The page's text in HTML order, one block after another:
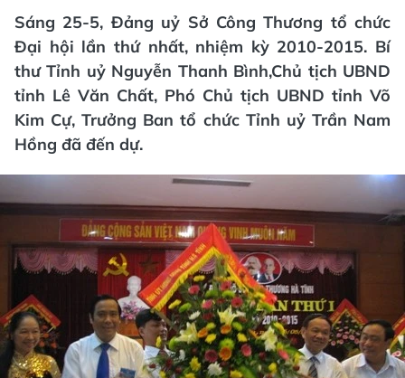
Sáng 25-5, Đảng uỷ Sở Công Thương tổ chức
Đại hội lần thứ nhất, nhiệm kỳ 2010-2015. Bí
thư Tỉnh uỷ Nguyễn Thanh Bình,Chủ tịch UBND
tỉnh Lê Văn Chất, Phó Chủ tịch UBND tỉnh Võ
Kim Cự, Trưởng Ban tổ chức Tỉnh uỷ Trần Nam
Hồng đã đến dự.